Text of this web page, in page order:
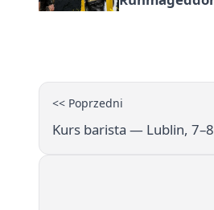
<< Poprzedni
Kurs barista — Lublin,